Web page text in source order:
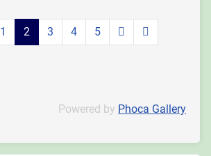
1 2 3 4 5
Powered by Phoca Gallery